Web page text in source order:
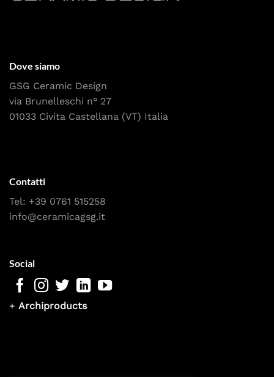
Dove siamo
GSG Ceramic Design
via Brunelleschi n° 27
01033 Civita Castellana (VT) Italia
Contatti
Tel: +39 0761 515258
info@ceramicagsg.it
Social
+ Archiproducts